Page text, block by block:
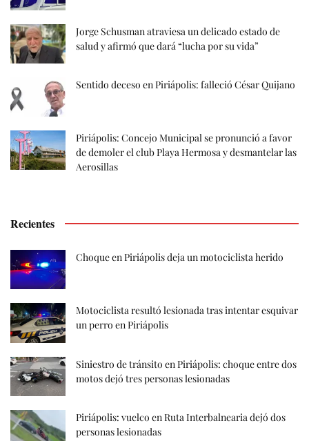
Jorge Schusman atraviesa un delicado estado de
salud y afirmó que dará “lucha por su vida”
Sentido deceso en Piriápolis: falleció César Quijano
Piriápolis: Concejo Municipal se pronunció a favor
de demoler el club Playa Hermosa y desmantelar las
Aerosillas
Recientes
Choque en Piriápolis deja un motociclista herido
Motociclista resultó lesionada tras intentar esquivar
un perro en Piriápolis
Siniestro de tránsito en Piriápolis: choque entre dos
motos dejó tres personas lesionadas
Piriápolis: vuelco en Ruta Interbalnearia dejó dos
personas lesionadas